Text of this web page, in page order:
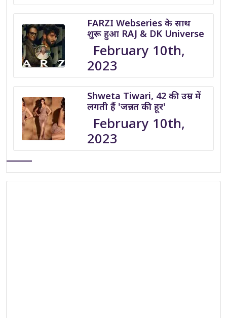
FARZI Webseries के साथ
शुरू हुआ RAJ & DK Universe
February 10th,
2023
Shweta Tiwari, 42 की उम्र में
लगती हैं 'जन्नत की हूर'
February 10th,
2023